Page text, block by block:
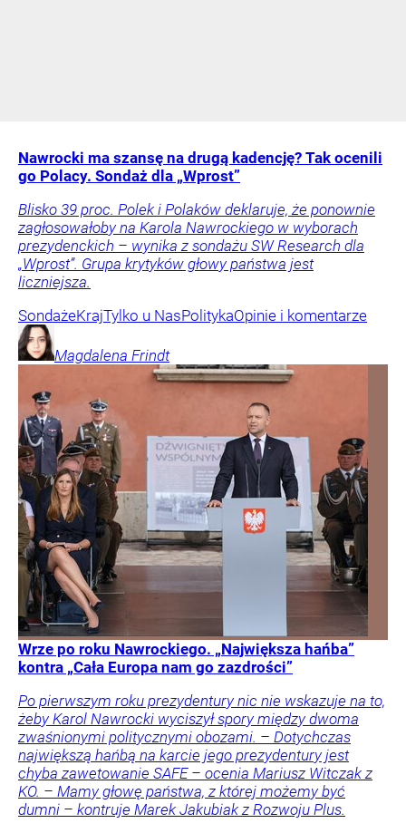
Nawrocki ma szansę na drugą kadencję? Tak ocenili
go Polacy. Sondaż dla „Wprost”
Blisko 39 proc. Polek i Polaków deklaruje, że ponownie
zagłosowałoby na Karola Nawrockiego w wyborach
prezydenckich – wynika z sondażu SW Research dla
„Wprost”. Grupa krytyków głowy państwa jest
liczniejsza.
SondażeKrajTylko u NasPolitykaOpinie i komentarze
Magdalena Frindt
Wrze po roku Nawrockiego. „Największa hańba”
kontra „Cała Europa nam go zazdrości”
Po pierwszym roku prezydentury nic nie wskazuje na to,
żeby Karol Nawrocki wyciszył spory między dwoma
zwaśnionymi politycznymi obozami. – Dotychczas
największą hańbą na karcie jego prezydentury jest
chyba zawetowanie SAFE – ocenia Mariusz Witczak z
KO. – Mamy głowę państwa, z której możemy być
dumni – kontruje Marek Jakubiak z Rozwoju Plus.